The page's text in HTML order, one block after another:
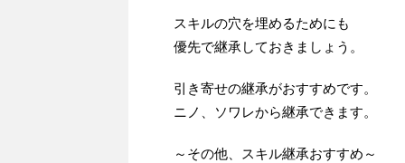
スキルの穴を埋めるためにも
優先で継承しておきましょう。
引き寄せの継承がおすすめです。
ニノ、ソワレから継承できます。
～その他、スキル継承おすすめ～